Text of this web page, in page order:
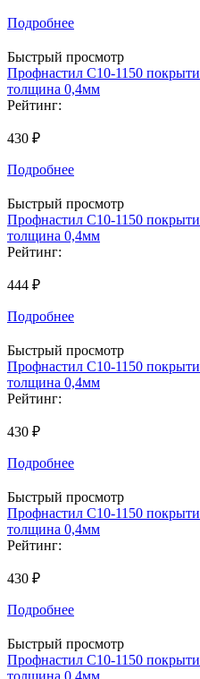
Подробнее
Быстрый просмотр
Профнастил С10-1150
толщина 0,4мм
Рейтинг:
430 ₽
Подробнее
Быстрый просмотр
Профнастил С10-1150
толщина 0,4мм
Рейтинг:
444 ₽
Подробнее
Быстрый просмотр
Профнастил С10-1150
толщина 0,4мм
Рейтинг:
430 ₽
Подробнее
Быстрый просмотр
Профнастил С10-1150
толщина 0,4мм
Рейтинг:
430 ₽
Подробнее
Быстрый просмотр
Профнастил С10-1150
толщина 0,4мм